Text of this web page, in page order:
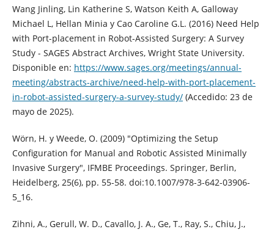
Wang Jinling, Lin Katherine S, Watson Keith A, Galloway
Michael L, Hellan Minia y Cao Caroline G.L. (2016) Need Help
with Port-placement in Robot-Assisted Surgery: A Survey
Study - SAGES Abstract Archives, Wright State University.
Disponible en: https://www.sages.org/meetings/annual-
meeting/abstracts-archive/need-help-with-port-placement-
in-robot-assisted-surgery-a-survey-study/(Accedido: 23 de
mayo de 2025).
Wörn, H. y Weede, O. (2009) "Optimizing the Setup
Configuration for Manual and Robotic Assisted Minimally
Invasive Surgery", IFMBE Proceedings. Springer, Berlin,
Heidelberg, 25(6), pp. 55-58. doi:10.1007/978-3-642-03906-
5_16.
Zihni, A., Gerull, W. D., Cavallo, J. A., Ge, T., Ray, S., Chiu, J.,